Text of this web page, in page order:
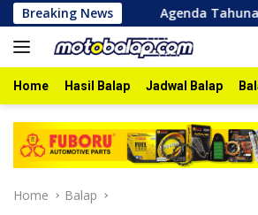
Skip
to
content
Breaking News
2026 Agenda Tahunan
Home Hasil Balap Jadwal Balap
Home Balap